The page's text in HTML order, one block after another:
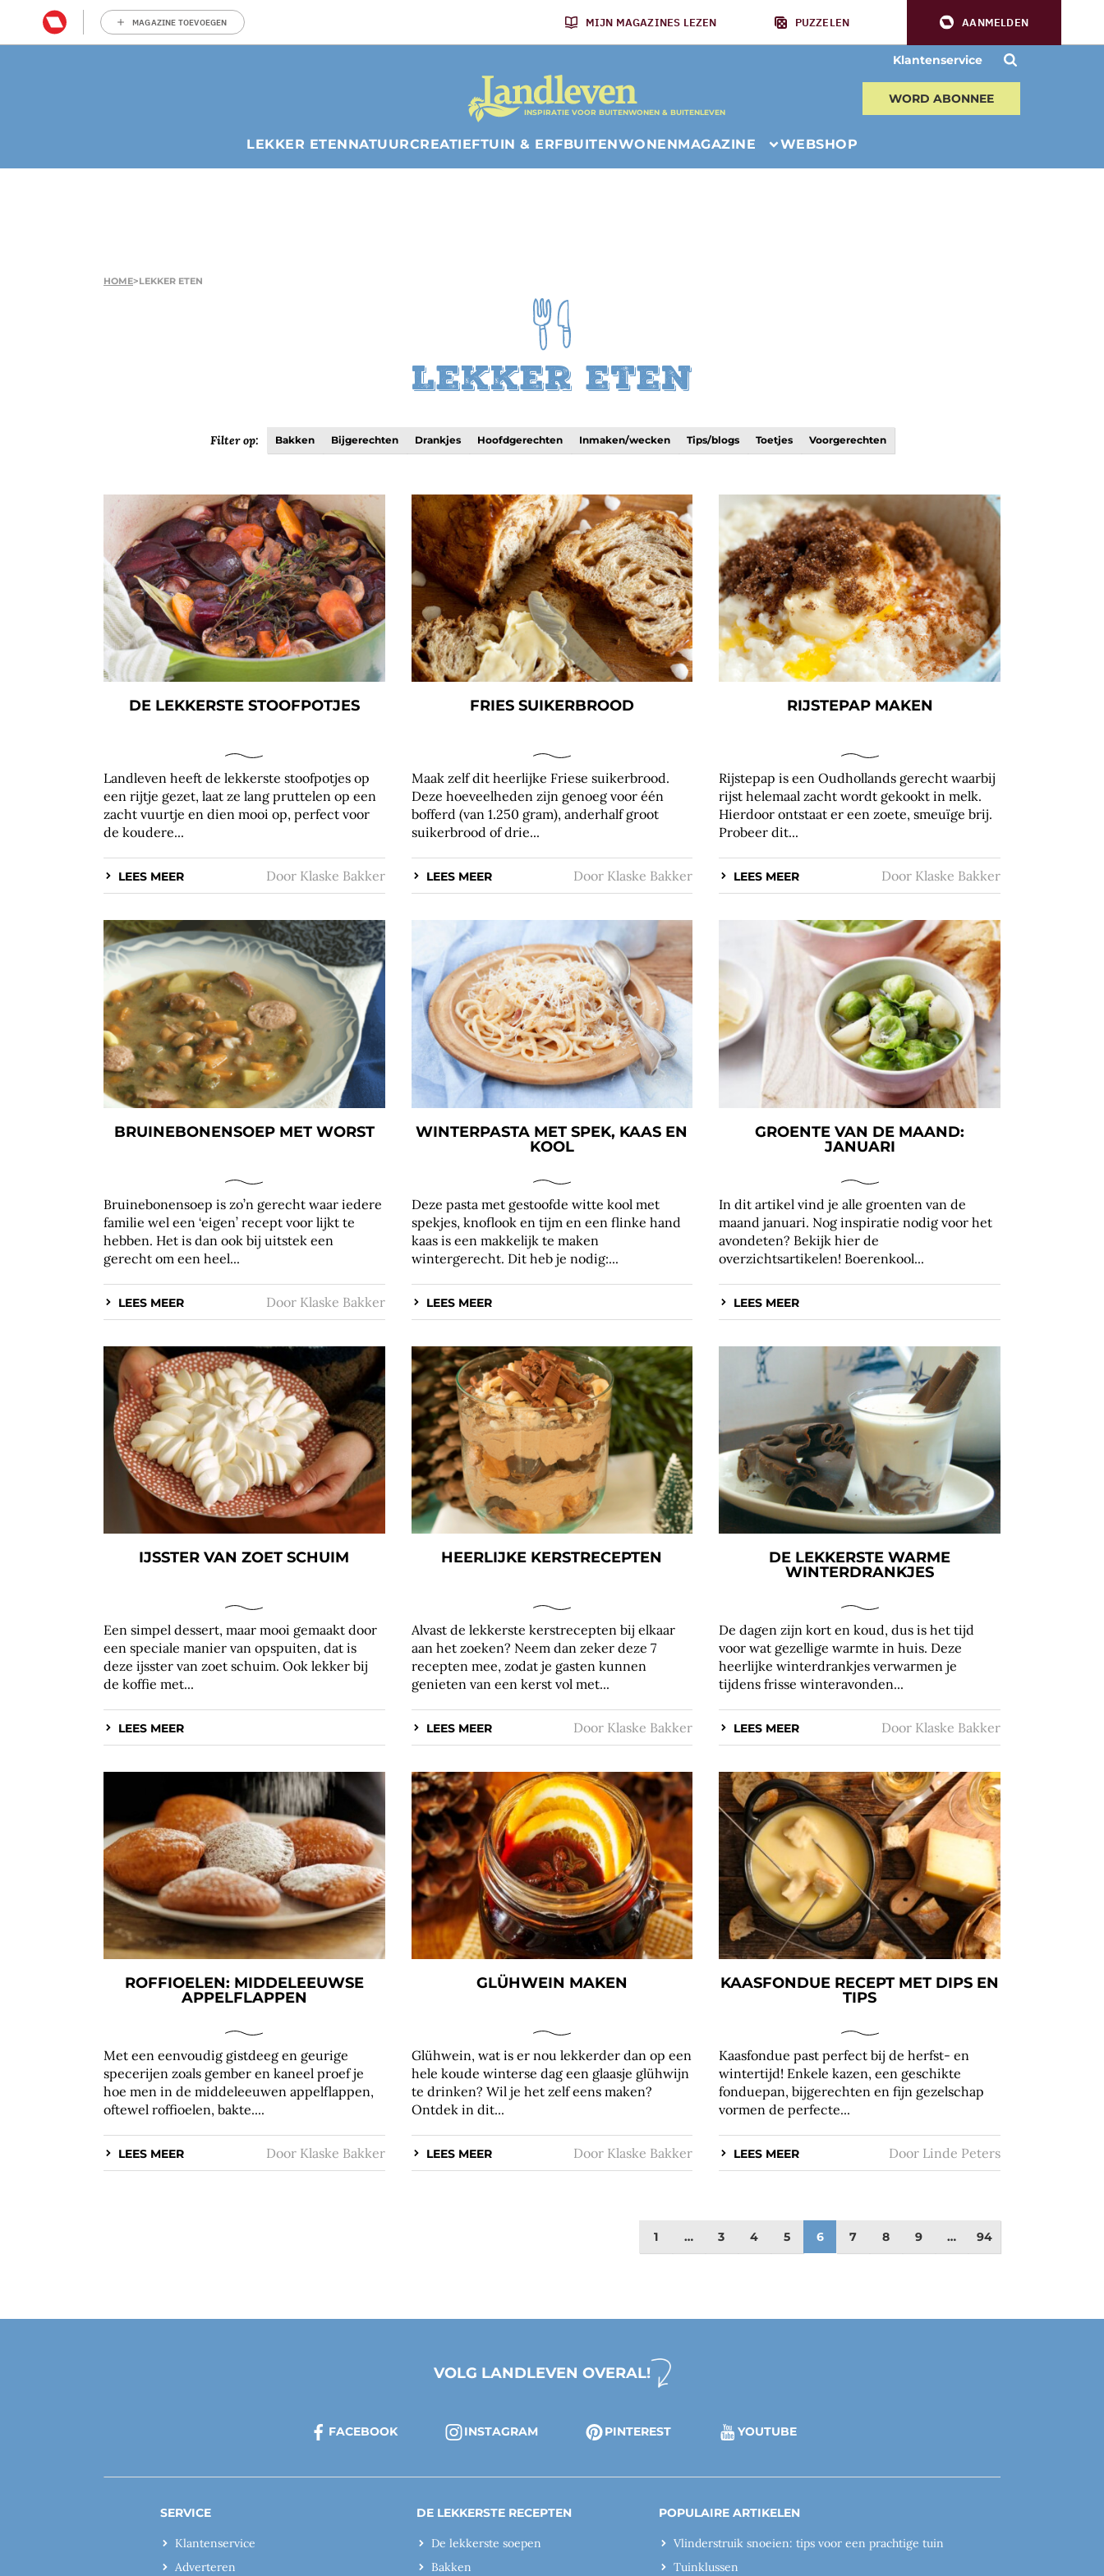
MAGAZINE TOEVOEGEN MIJN MAGAZINES LEZEN PUZZELEN AANMELDEN
Klantenservice
INSPIRATIE VOOR BUITENWONEN & BUITENLEVEN
WORD ABONNEE
LEKKER ETENNATUURCREATIEFTUIN & ERFBUITENWONENMAGAZINE WEBSHOP
HOME>LEKKER ETEN
Lekker eten
Filter op: Bakken Bijgerechten Drankjes Hoofdgerechten Inmaken/wecken Tips/blogs Toetjes Voorgerechten
DE LEKKERSTE STOOFPOTJES
Landleven heeft de lekkerste stoofpotjes op
een rijtje gezet, laat ze lang pruttelen op een
zacht vuurtje en dien mooi op, perfect voor
de koudere...
LEES MEER Door Klaske Bakker
FRIES SUIKERBROOD
Maak zelf dit heerlijke Friese suikerbrood.
Deze hoeveelheden zijn genoeg voor één
bofferd (van 1.250 gram), anderhalf groot
suikerbrood of drie...
LEES MEER Door Klaske Bakker
RIJSTEPAP MAKEN
Rijstepap is een Oudhollands gerecht waarbij
rijst helemaal zacht wordt gekookt in melk.
Hierdoor ontstaat er een zoete, smeuïge brij.
Probeer dit...
LEES MEER Door Klaske Bakker
BRUINEBONENSOEP MET WORST
Bruinebonensoep is zo’n gerecht waar iedere
familie wel een ‘eigen’ recept voor lijkt te
hebben. Het is dan ook bij uitstek een
gerecht om een heel...
LEES MEER Door Klaske Bakker
WINTERPASTA MET SPEK, KAAS EN
KOOL
Deze pasta met gestoofde witte kool met
spekjes, knoflook en tijm en een flinke hand
kaas is een makkelijk te maken
wintergerecht. Dit heb je nodig:...
LEES MEER
GROENTE VAN DE MAAND:
JANUARI
In dit artikel vind je alle groenten van de
maand januari. Nog inspiratie nodig voor het
avondeten? Bekijk hier de
overzichtsartikelen! Boerenkool...
LEES MEER
IJSSTER VAN ZOET SCHUIM
Een simpel dessert, maar mooi gemaakt door
een speciale manier van opspuiten, dat is
deze ijsster van zoet schuim. Ook lekker bij
de koffie met...
LEES MEER
HEERLIJKE KERSTRECEPTEN
Alvast de lekkerste kerstrecepten bij elkaar
aan het zoeken? Neem dan zeker deze 7
recepten mee, zodat je gasten kunnen
genieten van een kerst vol met...
LEES MEER Door Klaske Bakker
DE LEKKERSTE WARME
WINTERDRANKJES
De dagen zijn kort en koud, dus is het tijd
voor wat gezellige warmte in huis. Deze
heerlijke winterdrankjes verwarmen je
tijdens frisse winteravonden...
LEES MEER Door Klaske Bakker
ROFFIOELEN: MIDDELEEUWSE
APPELFLAPPEN
Met een eenvoudig gistdeeg en geurige
specerijen zoals gember en kaneel proef je
hoe men in de middeleeuwen appelflappen,
oftewel roffioelen, bakte....
LEES MEER Door Klaske Bakker
GLÜHWEIN MAKEN
Glühwein, wat is er nou lekkerder dan op een
hele koude winterse dag een glaasje glühwijn
te drinken? Wil je het zelf eens maken?
Ontdek in dit...
LEES MEER Door Klaske Bakker
KAASFONDUE RECEPT MET DIPS EN
TIPS
Kaasfondue past perfect bij de herfst- en
wintertijd! Enkele kazen, een geschikte
fonduepan, bijgerechten en fijn gezelschap
vormen de perfecte...
LEES MEER Door Linde Peters
1 … 3 4 5 6 7 8 9 … 94
VOLG LANDLEVEN OVERAL!
FACEBOOK INSTAGRAM PINTEREST YOUTUBE
SERVICE
Klantenservice
Adverteren
DE LEKKERSTE RECEPTEN
De lekkerste soepen
Bakken
POPULAIRE ARTIKELEN
Vlinderstruik snoeien: tips voor een prachtige tuin
Tuinklussen